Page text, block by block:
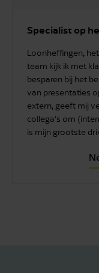
Specialist op
Loonheffingen,
team kijk ik met
besparen bij het
van presentaties
extern, geeft mij
collega’s om
is mijn grootste